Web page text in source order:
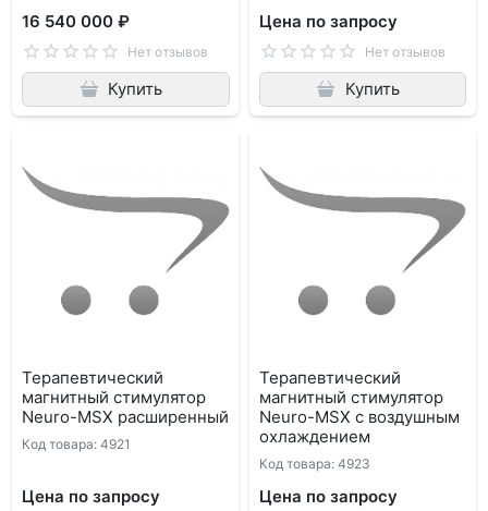
16 540 000 ₽
Нет отзывов
Купить
Цена по запросу
Нет отзывов
Купить
Терапевтический
магнитный стимулятор
Neuro-МSX расширенный
Код товара: 4921
Цена по запросу
Терапевтический
магнитный стимулятор
Neuro-МSX с воздушным
охлаждением
Код товара: 4923
Цена по запросу